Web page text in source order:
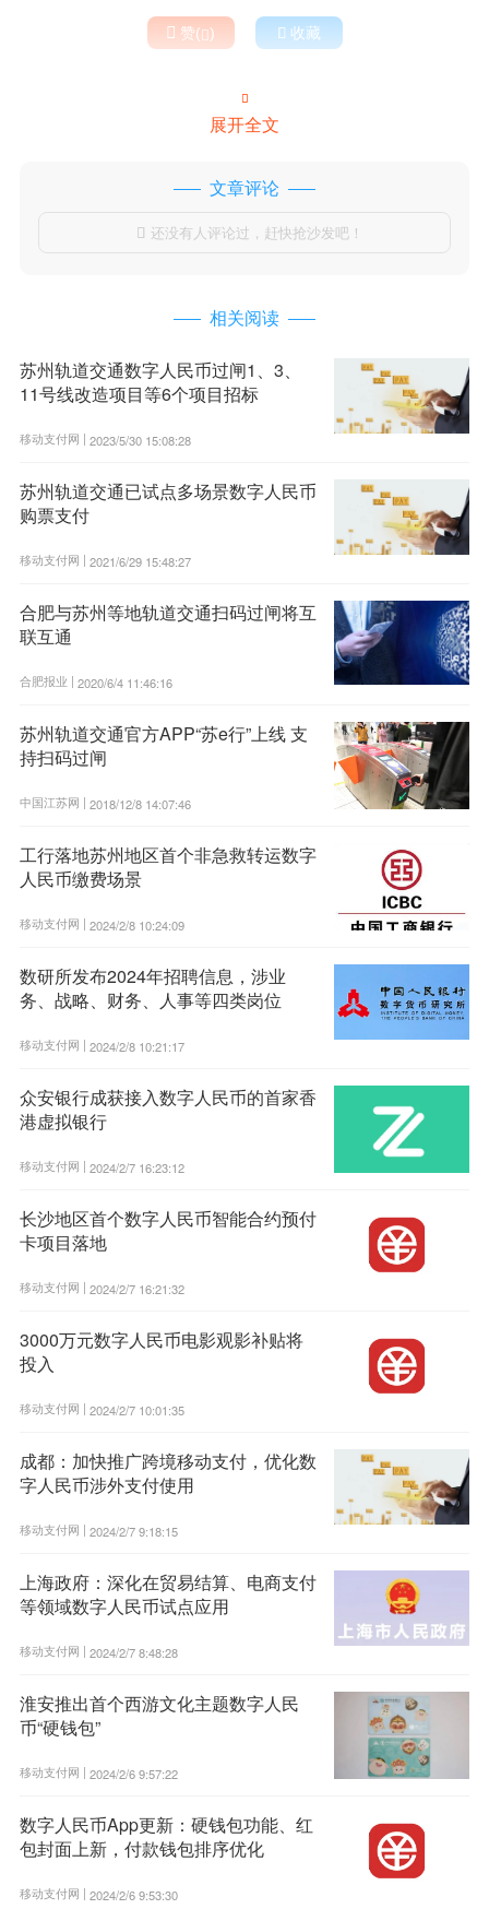
 赞()  收藏

展开全文
文章评论
 还没有人评论过，赶快抢沙发吧！
相关阅读
苏州轨道交通数字人民币过闸1、3、
11号线改造项目等6个项目招标
移动支付网 | 2023/5/30 15:08:28
苏州轨道交通已试点多场景数字人民币
购票支付
移动支付网 | 2021/6/29 15:48:27
合肥与苏州等地轨道交通扫码过闸将互
联互通
合肥报业 | 2020/6/4 11:46:16
苏州轨道交通官方APP“苏e行”上线 支
持扫码过闸
中国江苏网 | 2018/12/8 14:07:46
工行落地苏州地区首个非急救转运数字
人民币缴费场景
移动支付网 | 2024/2/8 10:24:09
数研所发布2024年招聘信息，涉业
务、战略、财务、人事等四类岗位
移动支付网 | 2024/2/8 10:21:17
众安银行成获接入数字人民币的首家香
港虚拟银行
移动支付网 | 2024/2/7 16:23:12
长沙地区首个数字人民币智能合约预付
卡项目落地
移动支付网 | 2024/2/7 16:21:32
3000万元数字人民币电影观影补贴将
投入
移动支付网 | 2024/2/7 10:01:35
成都：加快推广跨境移动支付，优化数
字人民币涉外支付使用
移动支付网 | 2024/2/7 9:18:15
上海政府：深化在贸易结算、电商支付
等领域数字人民币试点应用
移动支付网 | 2024/2/7 8:48:28
淮安推出首个西游文化主题数字人民
币“硬钱包”
移动支付网 | 2024/2/6 9:57:22
数字人民币App更新：硬钱包功能、红
包封面上新，付款钱包排序优化
移动支付网 | 2024/2/6 9:53:30